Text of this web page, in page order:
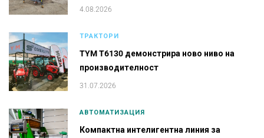
4.08.2026
ТРАКТОРИ
TYM T6130 демонстрира ново ниво на
производителност
31.07.2026
АВТОМАТИЗАЦИЯ
Компактна интелигентна линия за